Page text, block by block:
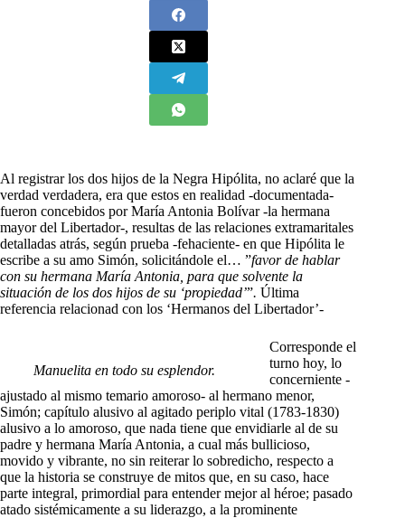
Al registrar los dos hijos de la Negra Hipólita, no aclaré que la
verdad verdadera, era que estos en realidad -documentada-
fueron concebidos por María Antonia Bolívar -la hermana
mayor del Libertador-, resultas de las relaciones extramaritales
detalladas atrás, según prueba -fehaciente- en que Hipólita le
escribe a su amo Simón, solicitándole el… ”favor de hablar
con su hermana María Antonia, para que solvente la
situación de los dos hijos de su ‘propiedad’”. Última
referencia relacionad con los ‘Hermanos del Libertador’-
Manuelita en todo su esplendor.
Corresponde el
turno hoy, lo
concerniente -
ajustado al mismo temario amoroso- al hermano menor,
Simón; capítulo alusivo al agitado periplo vital (1783-1830)
alusivo a lo amoroso, que nada tiene que envidiarle al de su
padre y hermana María Antonia, a cual más bullicioso,
movido y vibrante, no sin reiterar lo sobredicho, respecto a
que la historia se construye de mitos que, en su caso, hace
parte integral, primordial para entender mejor al héroe; pasado
atado sistémicamente a su liderazgo, a la prominente